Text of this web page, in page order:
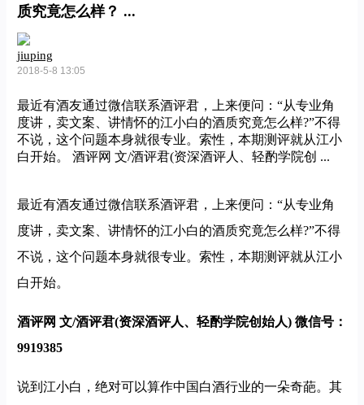
质究竟怎么样？ ...
jiuping
2018-5-8 13:05
最近有酒友通过微信联系酒评君，上来便问：“从专业角
度讲，卖文案、讲情怀的江小白的酒质究竟怎么样?”不得
不说，这个问题本身就很专业。索性，本期测评就从江小
白开始。 酒评网 文/酒评君(资深酒评人、轻酌学院创 ...
最近有酒友通过微信联系酒评君，上来便问：“从专业角
度讲，卖文案、讲情怀的江小白的酒质究竟怎么样?”不得
不说，这个问题本身就很专业。索性，本期测评就从江小
白开始。
酒评网 文/酒评君(资深酒评人、轻酌学院创始人) 微信号：
9919385
说到江小白，绝对可以算作中国白酒行业的一朵奇葩。其